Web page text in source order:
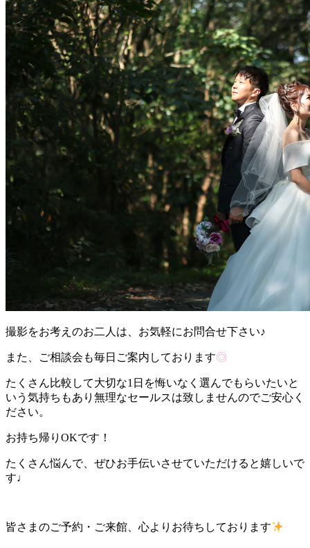
撮影をお考えのお二人は、お気軽にお問合せ下さい♪
また、ご相談会も毎日ご案内しております◎
たくさん比較して大切な1日を悔いなく選んでもらいたいと
いう気持ちもあり無理なセールスは致しませんのでご安心く
ださい。
お持ち帰りOKです！
たくさん悩んで、ぜひお手伝いさせていただけると嬉しいで
す♩
皆さまのご予約・ご来館、心よりお待ちしております